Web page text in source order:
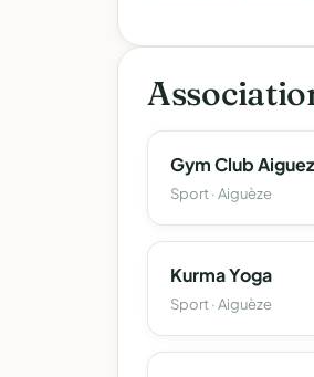
Gym Club
Sport · Aiguèze
Kurma Yoga
Sport · Aiguèze